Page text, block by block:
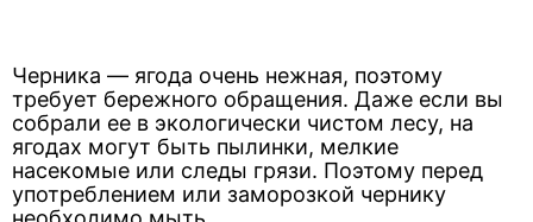
Черника — ягода очень нежная, поэтому
требует бережного обращения. Даже если вы
собрали ее в экологически чистом лесу, на
ягодах могут быть пылинки, мелкие
насекомые или следы грязи. Поэтому перед
употреблением или заморозкой чернику